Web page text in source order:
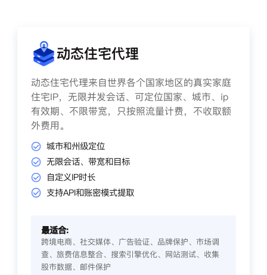
动态住宅代理
动态住宅代理来自世界各个国家地区的真实家庭
住宅IP，无限并发会话、可定位国家、城市、ip
有效期、不限带宽，只按照流量计费，不收取额
外费用。
城市和州级定位
无限会话、带宽和目标
自定义IP时长
支持API和账密模式提取
最适合:
跨境电商、社交媒体、广告验证、品牌保护、市场调
查、旅费信息整合、搜索引擎优化、网站测试、收集
股市数据、邮件保护